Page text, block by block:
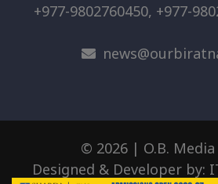
+977-9802760450, +977-
© 2026 | O.B.
Designed & Developer by: